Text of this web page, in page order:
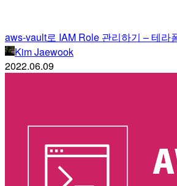
aws-vault로 IAM Role 관리하기 – 테라
Kim Jaewook
2022.06.09